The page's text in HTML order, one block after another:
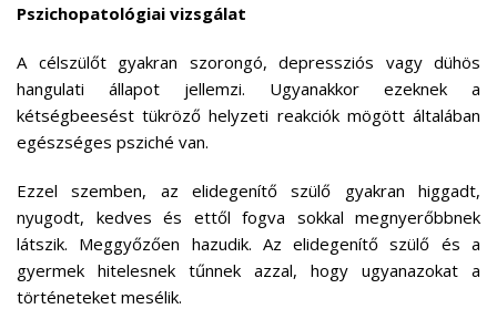
Pszichopatológiai vizsgálat
A célszülőt gyakran szorongó, depressziós vagy dühös
hangulati állapot jellemzi. Ugyanakkor ezeknek a
kétségbeesést tükröző helyzeti reakciók mögött általában
egészséges psziché van.
Ezzel szemben, az elidegenítő szülő gyakran higgadt,
nyugodt, kedves és ettől fogva sokkal megnyerőbbnek
látszik. Meggyőzően hazudik. Az elidegenítő szülő és a
gyermek hitelesnek tűnnek azzal, hogy ugyanazokat a
történeteket mesélik.